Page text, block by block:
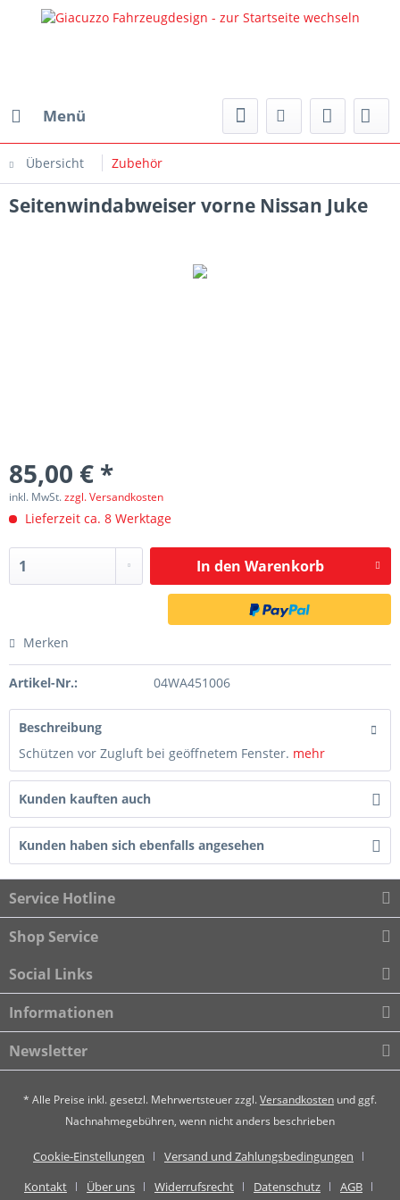
Menü
Übersicht Zubehör
Seitenwindabweiser vorne Nissan Juke
85,00 € *
inkl. MwSt.zzgl. Versandkosten
Lieferzeit ca. 8 Werktage
In den Warenkorb
Merken
Artikel-Nr.: 04WA451006
Beschreibung
Schützen vor Zugluft bei geöffnetem Fenster. mehr
Kunden kauften auch
Kunden haben sich ebenfalls angesehen
Service Hotline
Shop Service
Social Links
Informationen
Newsletter
* Alle Preise inkl. gesetzl. Mehrwertsteuer zzgl.Versandkosten und ggf.
Nachnahmegebühren, wenn nicht anders beschrieben
Cookie-Einstellungen
Versand und Zahlungsbedingungen
Kontakt
Über uns Widerrufsrecht Datenschutz AGB